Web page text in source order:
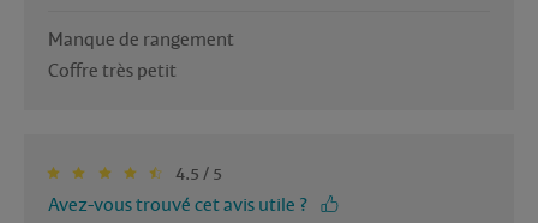
Manque de rangement
4.5 / 5
Avez-vous trouvé cet avis utile ?